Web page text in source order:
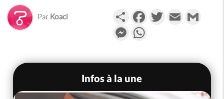
Par Koaci PartagerFacebookTwitterEmail
Messenger
Infos à la une